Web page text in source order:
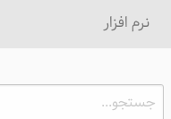
نرم افزار